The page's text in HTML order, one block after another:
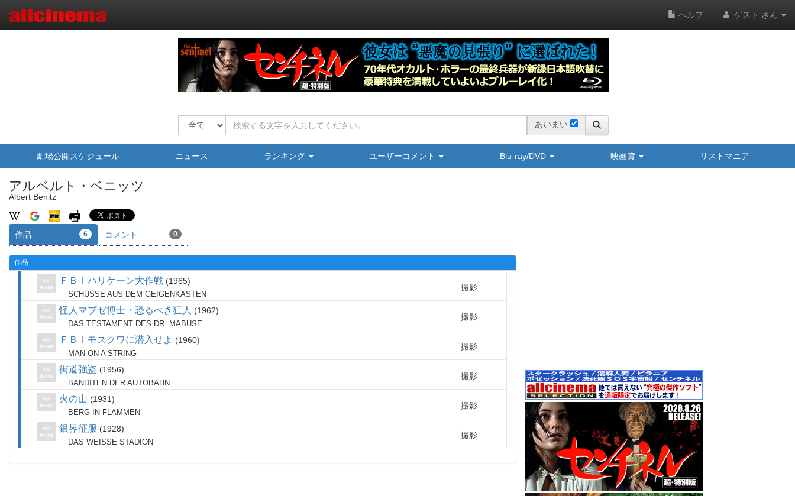
ヘルプ ゲスト さん
あいまい
劇場公開スケジュール ニュース ランキング ユーザーコメント Blu-ray/DVD 映画賞 リストマニア
アルベルト・ベニッツ
Albert Benitz
作品 6 コメント 0
作品
ＦＢＩハリケーン大作戦 1965
SCHUSSE AUS DEM GEIGENKASTEN
撮影
怪人マブゼ博士・恐るべき狂人 1962
DAS TESTAMENT DES DR. MABUSE
撮影
ＦＢＩモスクワに潜入せよ 1960
MAN ON A STRING
撮影
街道強盗 1956
BANDITEN DER AUTOBAHN
撮影
火の山 1931
BERG IN FLAMMEN
撮影
銀界征服 1928
DAS WEISSE STADION
撮影